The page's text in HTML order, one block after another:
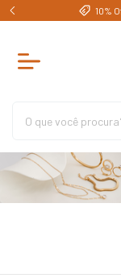
10%